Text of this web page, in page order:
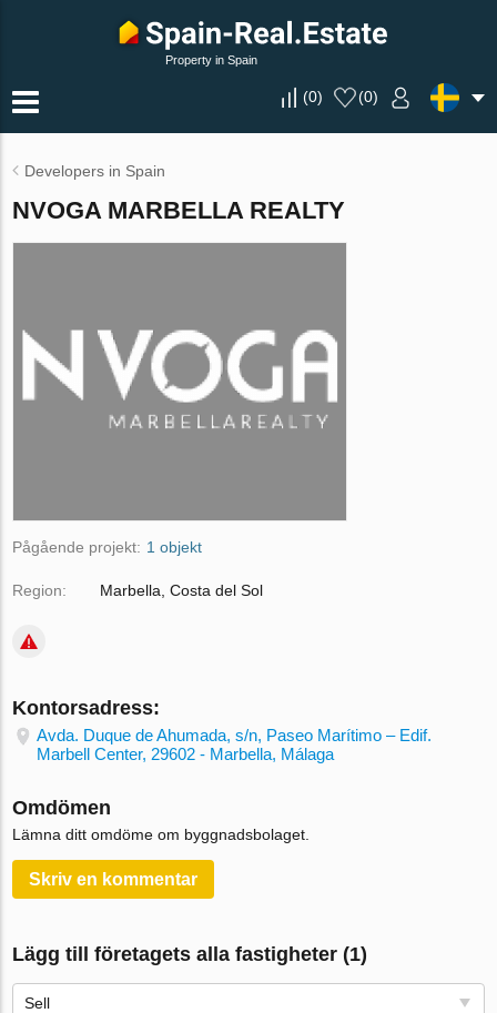
Property in Spain
(0) (0)
Developers in Spain
NVOGA MARBELLA REALTY
Pågående projekt: 1 objekt
Region: Marbella, Costa del Sol
Kontorsadress:
Avda. Duque de Ahumada, s/n, Paseo Marítimo – Edif.
Marbell Center, 29602 - Marbella, Málaga
Omdömen
Lämna ditt omdöme om byggnadsbolaget.
Skriv en kommentar
Lägg till företagets alla fastigheter (1)
Sell